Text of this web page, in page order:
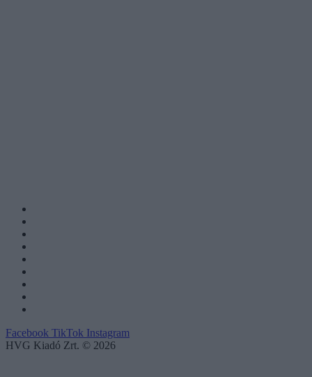
Facebook TikTok Instagram
HVG Kiadó Zrt. © 2026